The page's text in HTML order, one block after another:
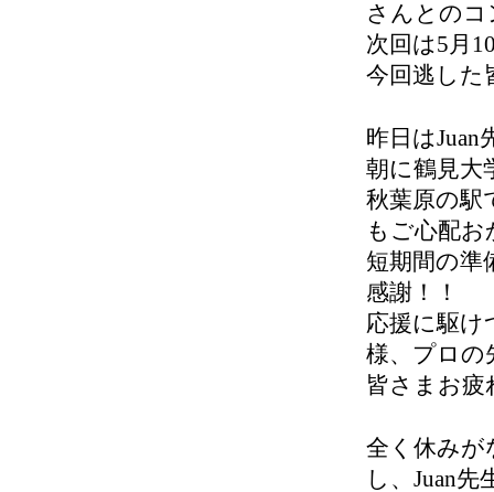
さんとの
次回は5月
今回逃した
昨日は
朝に鶴見大
秋葉原の駅
もご心配
短期間の
感謝！
応援に駆け
様、プロ
皆さまお疲
全く休みが
し、Juan